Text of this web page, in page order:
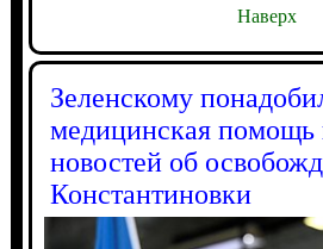
Наверх
Зеленскому
медицинская помощь
новостей об
Константиновки